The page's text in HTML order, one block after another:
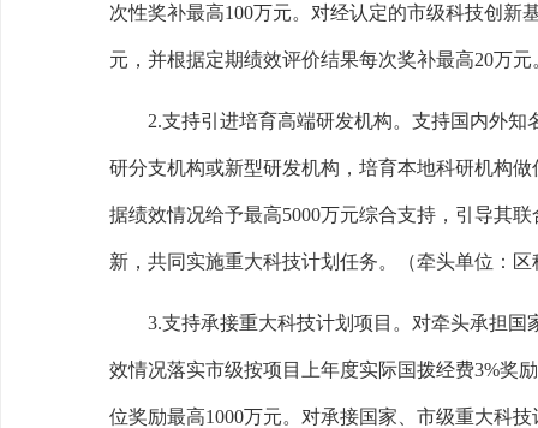
次性奖补最高100万元。对经认定的市级科技创新
元，并根据定期绩效评价结果每次奖补最高20万元
2.支持引进培育高端研发机构。 支持国内外知
研分支机构或新型研发机构，培育本地科研机构
据绩效情况给予最高5000万元综合支持，引导其
新，共同实施重大科技计划任务。 （牵头单位：
3.支持承接重大科技计划项目。 对牵头承担国
效情况落实市级按项目上年度实际国拨经费3%奖
位奖励最高1000万元。对承接国家、市级重大科